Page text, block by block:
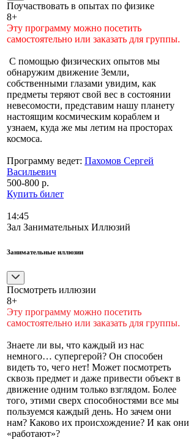
Поучаствовать в опытах по физике
8+
Эту программу можно посетить
самостоятельно или заказать для группы.
С помощью физических опытов мы
обнаружим движение Земли,
собственными глазами увидим, как
предметы теряют свой вес в состоянии
невесомости, представим нашу планету
настоящим космическим кораблем и
узнаем, куда же мы летим на просторах
космоса.
Программу ведет: Пахомов Сергей
Васильевич
500-800 р.
Купить билет
14:45
Зал Занимательных Иллюзий
Занимательные иллюзии
Посмотреть иллюзии
8+
Эту программу можно посетить
самостоятельно или заказать для группы.
Знаете ли вы, что каждый из нас
немного… супергерой? Он способен
видеть то, чего нет! Может посмотреть
сквозь предмет и даже привести объект в
движение одним только взглядом. Более
того, этими сверх способностями все мы
пользуемся каждый день. Но зачем они
нам? Каково их происхождение? И как они
«работают»?